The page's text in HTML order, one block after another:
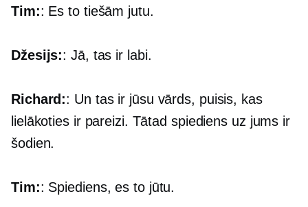
Tim:: Es to tiešām jutu.
Džesijs:: Jā, tas ir labi.
Richard:: Un tas ir jūsu vārds, puisis, kas
lielākoties ir pareizi. Tātad spiediens uz jums ir
šodien.
Tim:: Spiediens, es to jūtu.